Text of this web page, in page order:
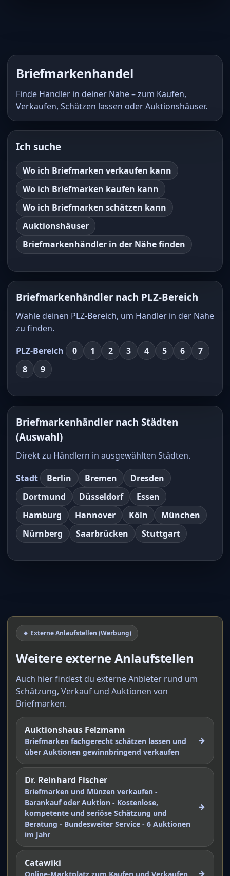
Briefmarkenhandel
Finde Händler in deiner Nähe – zum Kaufen,
Verkaufen, Schätzen lassen oder Auktionshäuser.
Ich suche
Wo ich Briefmarken verkaufen kann
Wo ich Briefmarken kaufen kann
Wo ich Briefmarken schätzen kann
Auktionshäuser
Briefmarkenhändler in der Nähe finden
Briefmarkenhändler nach PLZ-Bereich
Wähle deinen PLZ-Bereich, um Händler in der Nähe
zu finden.
PLZ-Bereich
0 1 2 3 4 5 6
7
8
9
Briefmarkenhändler nach Städten
(Auswahl)
Direkt zu Händlern in ausgewählten Städten.
Stadt
Berlin Bremen
Dresden
Dortmund
Düsseldorf
Essen
Hamburg
Hannover Köln
München
Nürnberg
Saarbrücken Stuttgart
🔸 Externe Anlaufstellen (Werbung)
Weitere externe Anlaufstellen
Auch hier findest du externe Anbieter rund um
Schätzung, Verkauf und Auktionen von
Briefmarken.
Auktionshaus Felzmann
Briefmarken fachgerecht schätzen lassen und
über Auktionen gewinnbringend verkaufen
→
Dr. Reinhard Fischer
Briefmarken und Münzen verkaufen -
Barankauf oder Auktion - Kostenlose,
kompetente und seriöse Schätzung und
Beratung - Bundesweiter Service - 6 Auktionen
im Jahr
→
Catawiki
→